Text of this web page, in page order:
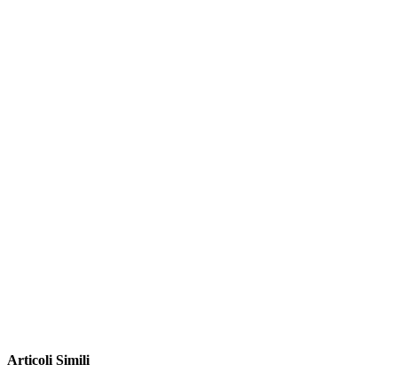
Articoli Simili